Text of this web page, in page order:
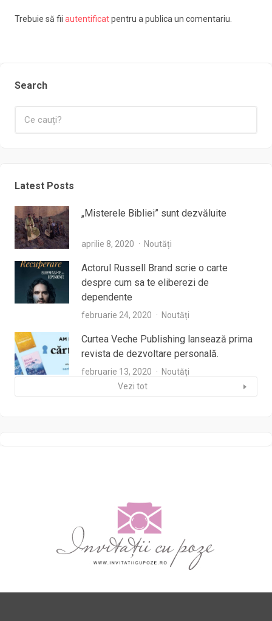
Trebuie să fii autentificatpentru a publica un comentariu.
Search
Latest Posts
„Misterele Bibliei” sunt dezvăluite
aprilie 8, 2020 Noutăți
Actorul Russell Brand scrie o carte
despre cum sa te eliberezi de
dependente
februarie 24, 2020 Noutăți
Curtea Veche Publishing lansează prima
revista de dezvoltare personală.
februarie 13, 2020
Noutăți
Vezi tot